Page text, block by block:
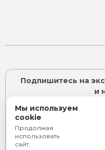
Подпишитесь на
и
Я согласен с
Мы используем
cookie
Продолжая
использовать
сайт,